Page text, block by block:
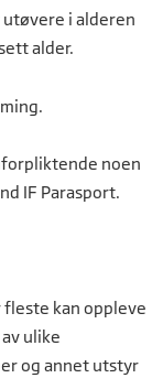
utøvere i alderen
alder.
noen
IF Parasport.
kan oppleve
ulike
og annet utstyr